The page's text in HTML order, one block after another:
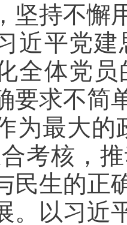
坚持不懈
近平党
全体党
要求不简
为最大的
合考核，
民生的正
。以习近